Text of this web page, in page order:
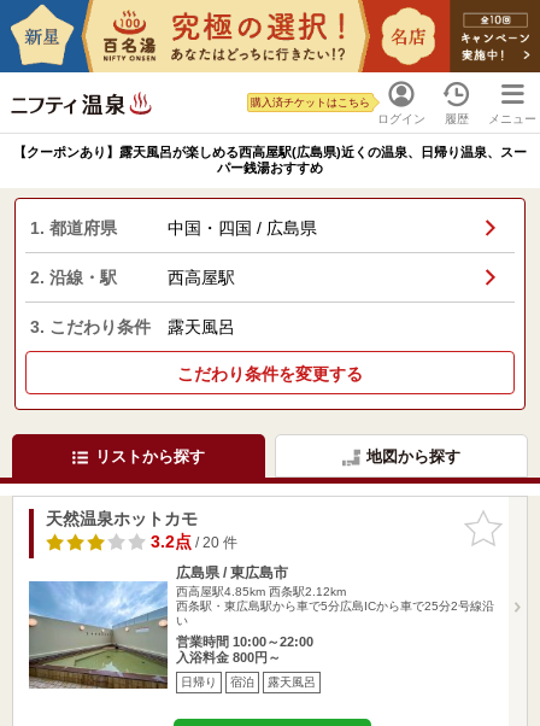
ログイン
購入済チケットはこちら
履歴 メニュー
【クーポンあり】露天風呂が楽しめる西高屋駅(広島県)近くの温泉、日帰り温泉、スー
パー銭湯おすすめ
1. 都道府県 中国・四国 / 広島県
2. 沿線・駅 西高屋駅
3. こだわり条件 露天風呂
こだわり条件を変更する
リストから探す 地図から探す
お気に入
りに追加
天然温泉ホットカモ
3.2点/ 20 件
広島県 / 東広島市
西高屋駅4.85km 西条駅2.12km
西条駅・東広島駅から車で5分広島ICから車で25分2号線沿
い
営業時間 10:00～22:00
入浴料金 800円～
日帰り 宿泊 露天風呂